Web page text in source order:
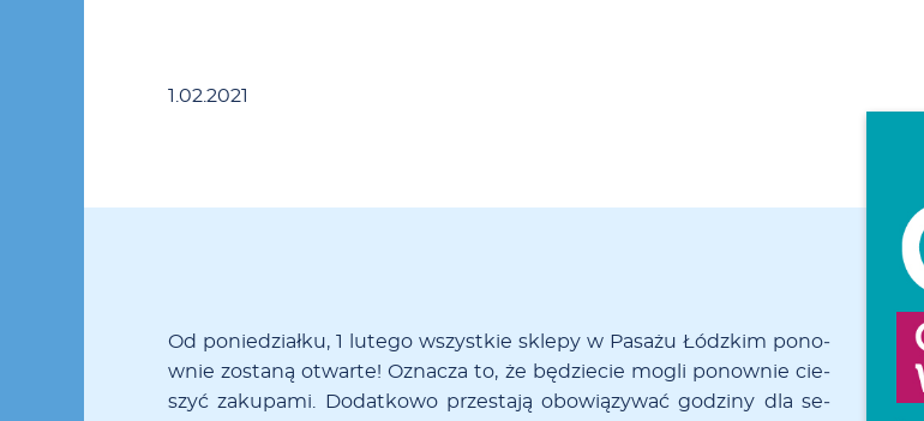
1.02.2021
Od po­nie­dział­ku, 1 lu­te­go wszy­st­kie skle­­py w Pa­sa­żu Łódz­kim po­­no­
w­nie zo­­sta­­ną otwa­r­te! Ozna­cza to, że bę­dzie­cie mo­gli po­now­nie cie­
szyć za­ku­pa­mi. Do­dat­ko­wo prze­sta­ją obo­wią­zy­wać go­dzi­ny dla se­